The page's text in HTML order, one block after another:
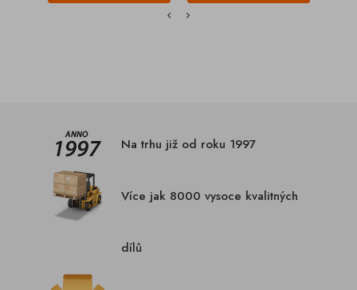
Na trhu již od roku 1997
Více jak 8000 vysoce kvalitných
dílů